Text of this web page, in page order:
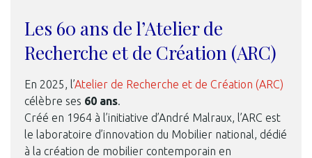
Les 60 ans de l’Atelier de
Recherche et de Création (ARC)
En 2025, l’Atelier de Recherche et de Création (ARC)
célèbre ses 60 ans.
Créé en 1964 à l’initiative d’André Malraux, l’ARC est
le laboratoire d’innovation du Mobilier national, dédié
à la création de mobilier contemporain en